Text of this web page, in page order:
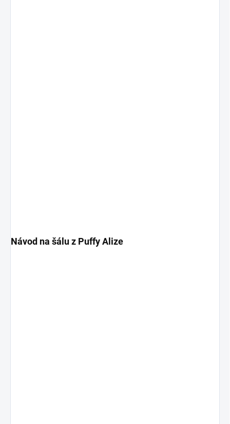
Návod na šálu z Puffy Alize